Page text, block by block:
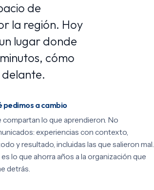
de
la región. Hoy
lugar donde
cómo
pedimos a cambio
compartan lo que aprendieron. No
experiencias con contexto,
y resultado, incluidas las que salieron mal.
es lo que ahorra años a la organización que
detrás.